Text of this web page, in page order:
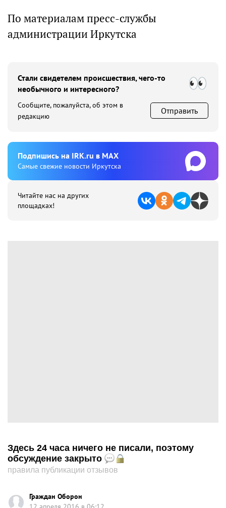
По материалам пресс-службы
администрации Иркутска
Стали свидетелем происшествия, чего-то
необычного и интересного?
Сообщите, пожалуйста, об этом в
редакцию
Отправить
Подпишиcь на IRK.ru в MAX
Cамые свежие новости Иркутска
Читайте нас на других
площадках!
Здесь 24 часа ничего не писали, поэтому
обсуждение закрыто
правила публикации отзывов
Граждан Оборон